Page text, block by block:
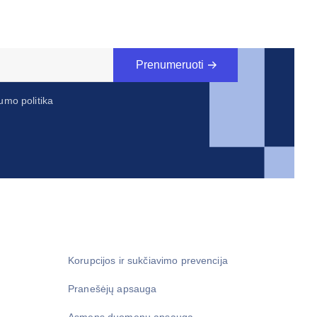
politika
Prenumeruoti
Korupcijos ir sukčiavimo prevencija
Pranešėjų apsauga